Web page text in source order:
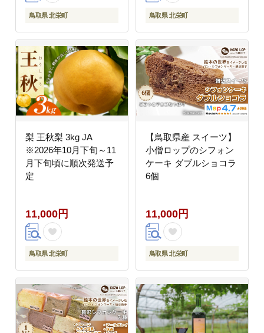
鳥取県 北栄町 鳥取県 北栄町
梨 王秋梨 3kg JA
※2026年10月下旬～11
月下旬頃に順次発送予
定
11,000円
鳥取県 北栄町
【鳥取県産 スイーツ】
小僧ロップのシフォン
ケーキ ダブルショコラ
6個
11,000円
鳥取県 北栄町